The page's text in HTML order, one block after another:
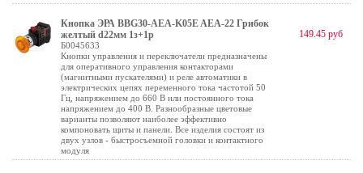
Кнопка ЭРА BBG30-AEA-K05E AEА-22 Грибок
желтый d22мм 1з+1р
Б0045633
Кнопки управления и переключатели предназначены
для оперативного управления контакторами
(магнитными пускателями) и реле автоматики в
электрических цепях переменного тока частотой 50
Гц, напряжением до 660 В или постоянного тока
напряжением до 400 В. Разнообразные цветовые
варианты позволяют наиболее эффективно
компоновать щиты и панели. Все изделия состоят из
двух узлов - быстросъемной головки и контактного
модуля
149.45 руб